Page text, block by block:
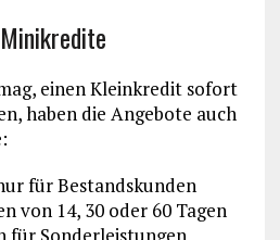
einen Kleinkredit sofort
haben die Angebote auch
für Bestandskunden
von 14, 30 oder 60 Tagen
für Sonderleistungen